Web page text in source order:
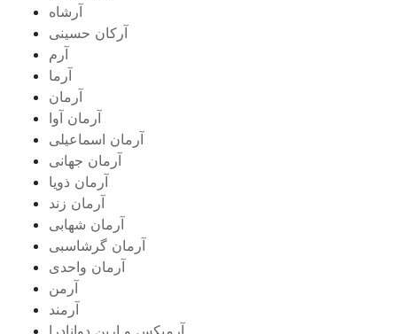
آرشاه
آرکان حسینی
آرم
آرما
آرمان
آرمان آوا
آرمان اسماعیلی
آرمان جهانی
آرمان ذویا
آرمان زند
آرمان شهابی
آرمان گرشاسبی
آرمان واحدی
آرمن
آرمند
آرمیکس و ارین دوانادرا